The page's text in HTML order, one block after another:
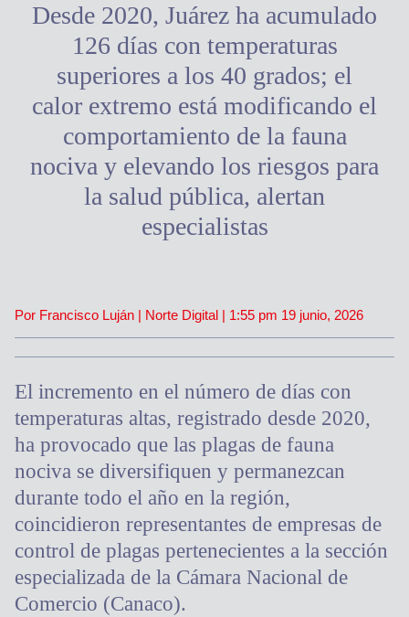
Desde 2020, Juárez ha acumulado
126 días con temperaturas
superiores a los 40 grados; el
calor extremo está modificando el
comportamiento de la fauna
nociva y elevando los riesgos para
la salud pública, alertan
especialistas
Por Francisco Luján | Norte Digital | 1:55 pm 19 junio, 2026
El incremento en el número de días con
temperaturas altas, registrado desde 2020,
ha provocado que las plagas de fauna
nociva se diversifiquen y permanezcan
durante todo el año en la región,
coincidieron representantes de empresas de
control de plagas pertenecientes a la sección
especializada de la Cámara Nacional de
Comercio (Canaco).